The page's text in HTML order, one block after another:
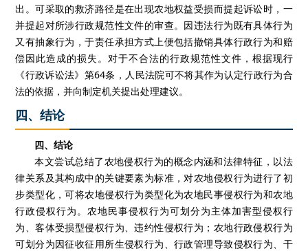
出。可采取的救济路径是在出现农地权益受损而提起诉讼时，一
并提起对所涉行政规范性文件的审查。因违法行为既有具体行为
又有抽象行为，于责任承担方式上便包括撤销具体行政行为和赔
偿因此造成的损失。对于不合法的行政规范性文件，根据现行
《行政诉讼法》第64条，人民法院可不将其作为认定行政行为合
法的依据，并向制定机关提出处理建议。
四、结论
四、结论
本文尝试总结了农地侵权行为的概念内涵和法律特征，以法
律关系及其构成中的关键要素为标准，对农地侵权行为进行了初
步类型化，可将农地侵权行为类型化为农地民事侵权行为和农地
行政侵权行为。农地民事侵权行为可划分为主体加害型侵权行
为、客体受损型侵权行为、违约性侵权行为；农地行政侵权行为
可划分为因征收征用所生侵权行为、行政管理导致侵权行为、干